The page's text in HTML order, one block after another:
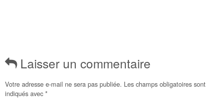
Laisser un commentaire
Votre adresse e-mail ne sera pas publiée. Les champs obligatoires sont
indiqués avec *